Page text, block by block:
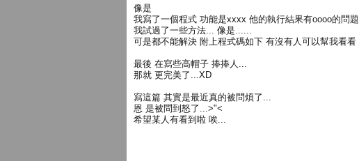
像是
我寫了一個程式 功能是xxxx 他的執行結果有oooo的問題
我試過了一些方法... 像是......
可是都不能解決 附上程式碼如下 有沒有人可以幫我看看
最後 在寫些高帽子 捧捧人...
那就 更完美了...XD
寫這篇 其實是最近真的被問煩了...
恩 是被問到怒了...>"<
希望某人有看到啦 唉...